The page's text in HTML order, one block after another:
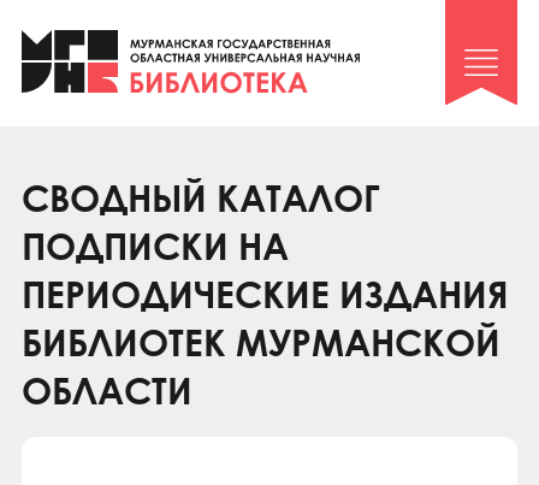
Клуб «Гиря и сельдерей»
Клуб «Семейный архив»
Коллегам
Контакты
СВОДНЫЙ КАТАЛОГ
ПОДПИСКИ НА
ПЕРИОДИЧЕСКИЕ ИЗДАНИЯ
БИБЛИОТЕК МУРМАНСКОЙ
ОБЛАСТИ